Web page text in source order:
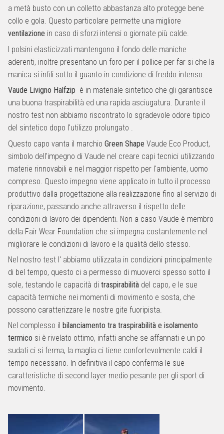
a metà busto con un colletto abbastanza alto protegge bene
collo e gola. Questo particolare permette una migliore
ventilazione in caso di sforzi intensi o giornate più calde.
I polsini elasticizzati mantengono il fondo delle maniche
aderenti, inoltre presentano un foro per il pollice per far si che la
manica si infili sotto il guanto in condizione di freddo intenso.
Vaude Livigno Halfzip è in materiale sintetico che gli garantisce
una buona traspirabilità ed una rapida asciugatura. Durante il
nostro test non abbiamo riscontrato lo sgradevole odore tipico
del sintetico dopo l'utilizzo prolungato .
Questo capo vanta il marchio Green Shape Vaude Eco Product,
simbolo dell'impegno di Vaude nel creare capi tecnici utilizzando
materie rinnovabili e nel maggior rispetto per l'ambiente, uomo
compreso. Questo impegno viene applicato in tutto il processo
produttivo dalla progettazione alla realizzazione fino al servizio di
riparazione, passando anche attraverso il rispetto delle
condizioni di lavoro dei dipendenti. Non a caso Vaude è membro
della Fair Wear Foundation che si impegna costantemente nel
migliorare le condizioni di lavoro e la qualità dello stesso.
Nel nostro test l' abbiamo utilizzata in condizioni principalmente
di bel tempo, questo ci a permesso di muoverci spesso sotto il
sole, testando le capacità di traspirabilità del capo, e le sue
capacità termiche nei momenti di movimento e sosta, che
possono caratterizzare le nostre gite fuoripista.
Nel complesso il bilanciamento tra traspirabilità e isolamento
termico si è rivelato ottimo, infatti anche se affannati e un po
sudati ci si ferma, la maglia ci tiene confortevolmente caldi il
tempo necessario. In definitiva il capo conferma le sue
caratteristiche di second layer medio pesante per gli sport di
movimento.